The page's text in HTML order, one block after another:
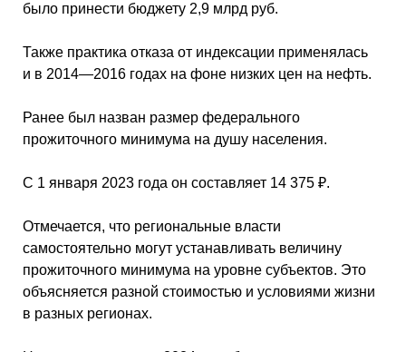
было принести бюджету 2,9 млрд руб.
Также практика отказа от индексации применялась
и в 2014—2016 годах на фоне низких цен на нефть.
Ранее был назван размер федерального
прожиточного минимума на душу населения.
С 1 января 2023 года он составляет 14 375 ₽.
Отмечается, что региональные власти
самостоятельно могут устанавливать величину
прожиточного минимума на уровне субъектов. Это
объясняется разной стоимостью и условиями жизни
в разных регионах.